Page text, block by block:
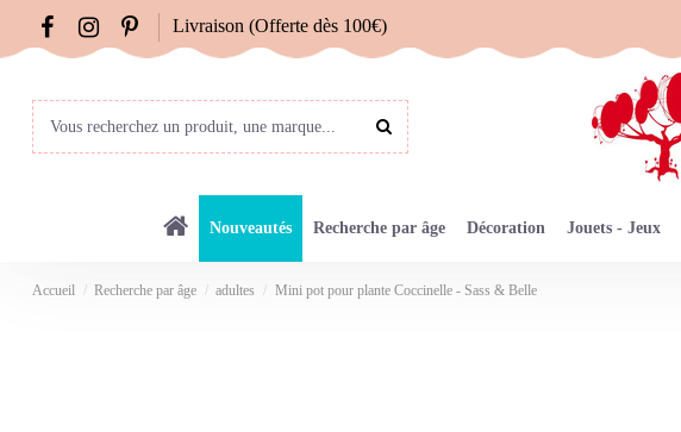
Livraison (Offerte dès 100€)
Nouveautés Recherche par âge Décoration Jouets - Jeux
Accueil Recherche par âge adultes Mini pot pour plante Coccinelle - Sass & Belle